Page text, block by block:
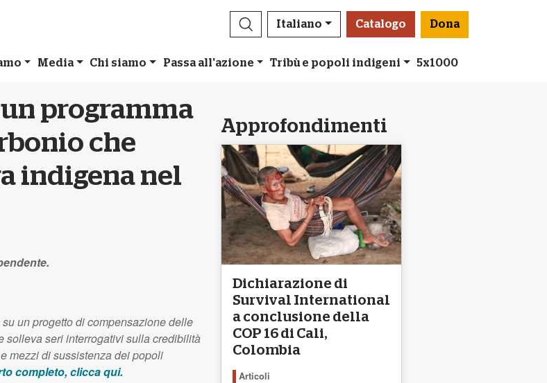
Italiano Catalogo Dona
Media Chi siamo Passa all'azione Tribù e popoli indigeni 5x1000
programma
che
indigena nel
un progetto di compensazione delle
solleva seri interrogativi sulla credibilità
mezzi di sussistenza dei popoli
completo, clicca qui.
Approfondimenti
Dichiarazione di
Survival International
a conclusione della
COP 16 di Cali,
Colombia
Articoli